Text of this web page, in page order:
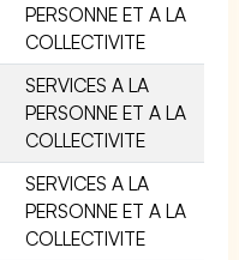
PERSONNE ET A LA
COLLECTIVITE
SERVICES A LA
PERSONNE ET A LA
COLLECTIVITE
SERVICES A LA
PERSONNE ET A LA
COLLECTIVITE